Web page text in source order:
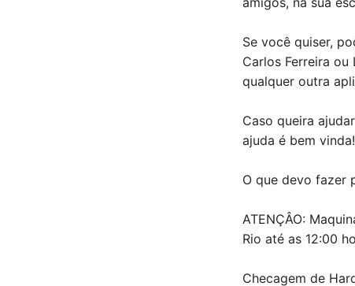
Se você quiser,
Carlos Ferreira ou
qualquer outra
Caso queira
ajuda é bem vinda!
O que devo fazer
ATENÇÂO:
Rio até as 12:00
Checagem de